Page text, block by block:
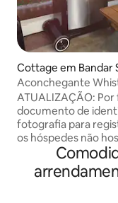
Cottage em Bandar
gawan
Aconchegante
ATUALIZAÇÃO:
documento de
fotografia para
os hóspedes não
alojamento é um
industrial equipado
cozinha,
televisão NETFLIX